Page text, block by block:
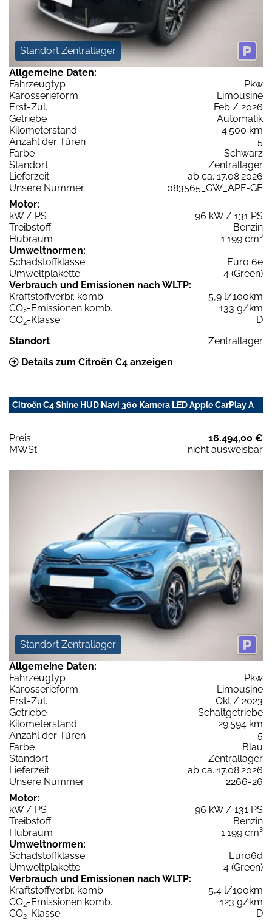
Standort Zentrallager
Allgemeine Daten:
Fahrzeugtyp
Pkw
Karosserieform
Limousine
Erst-Zul.
Feb / 2026
Getriebe
Automatik
Kilometerstand
4.500 km
Anzahl der Türen
5
Farbe
Schwarz
Standort
Zentrallager
Lieferzeit
ab ca. 17.08.2026
Unsere Nummer
083565_GW_APF-GE
Motor:
kW / PS
96 kW / 131 PS
Treibstoff
Benzin
Hubraum
1.199 cm³
Umweltnormen:
Schadstoffklasse
Euro 6e
Umweltplakette
4 (Green)
Verbrauch und Emissionen nach WLTP:
Kraftstoffverbr. komb.
5,9 l/100km
CO2-Emissionen komb.
133 g/km
CO2-Klasse
D
Standort
Zentrallager
Details zum Citroën C4 anzeigen
Citroën C4 Shine HUD Navi 360 Kamera LED Apple CarPlay A
Preis:
16.494,00 €
MWSt:
nicht ausweisbar
Standort Zentrallager
Allgemeine Daten:
Fahrzeugtyp
Pkw
Karosserieform
Limousine
Erst-Zul.
Okt / 2023
Getriebe
Schaltgetriebe
Kilometerstand
29.594 km
Anzahl der Türen
5
Farbe
Blau
Standort
Zentrallager
Lieferzeit
ab ca. 17.08.2026
Unsere Nummer
2266-26
Motor:
kW / PS
96 kW / 131 PS
Treibstoff
Benzin
Hubraum
1.199 cm³
Umweltnormen:
Schadstoffklasse
Euro6d
Umweltplakette
4 (Green)
Verbrauch und Emissionen nach WLTP:
Kraftstoffverbr. komb.
5,4 l/100km
CO2-Emissionen komb.
123 g/km
CO2-Klasse D